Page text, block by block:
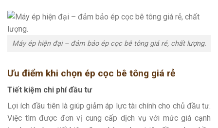
Máy ép hiện đại – đảm bảo ép cọc bê tông giá rẻ, chất lượng.
Ưu điểm khi chọn ép cọc bê tông giá rẻ
Tiết kiệm chi phí đầu tư
Lợi ích đầu tiên là giúp giảm áp lực tài chính cho chủ đầu tư.
Việc tìm được đơn vị cung cấp dịch vụ với mức giá cạnh